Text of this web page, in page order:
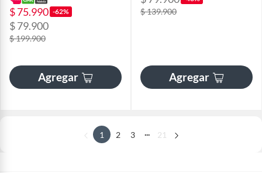
$ 75.990 -62%
$ 79.900
$ 199.900
Agregar
$ 139.900
Agregar
1 2 3 ... 21